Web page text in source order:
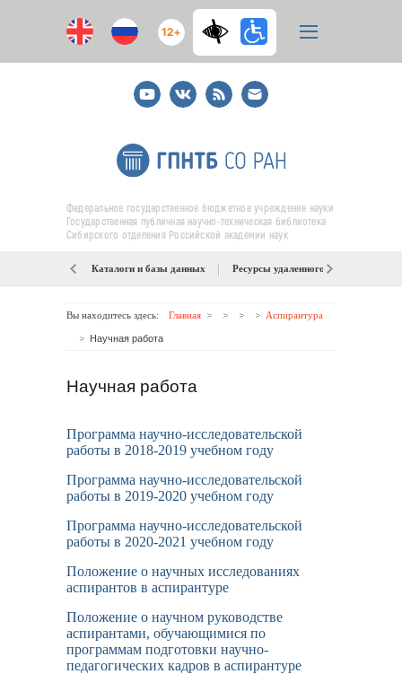
12+
YoutubeВКонтакте
RSS
E-
mail
Федеральное государственное бюджетное учреждение науки
Государственная публичная научно-техническая библиотека
Сибирского отделения Российской академии наук
Каталоги и базы данных Ресурсы удаленного доступа
Вы находитесь здесь: Главная Аспирантура
Научная работа
Научная работа
Программа научно-исследовательской
работы в 2018-2019 учебном году
Программа научно-исследовательской
работы в 2019-2020 учебном году
Программа научно-исследовательской
работы в 2020-2021 учебном году
Положение о научных исследованиях
аспирантов в аспирантуре
Положение о научном руководстве
аспирантами, обучающимися по
программам подготовки научно-
педагогических кадров в аспирантуре